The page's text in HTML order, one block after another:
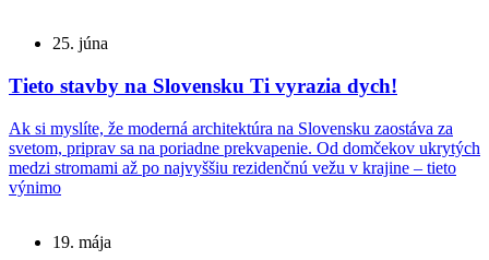
25. júna
Tieto stavby na Slovensku Ti vyrazia dych!
Ak si myslíte, že moderná architektúra na Slovensku zaostáva za
svetom, priprav sa na poriadne prekvapenie. Od domčekov ukrytých
medzi stromami až po najvyššiu rezidenčnú vežu v krajine – tieto
výnimo
19. mája